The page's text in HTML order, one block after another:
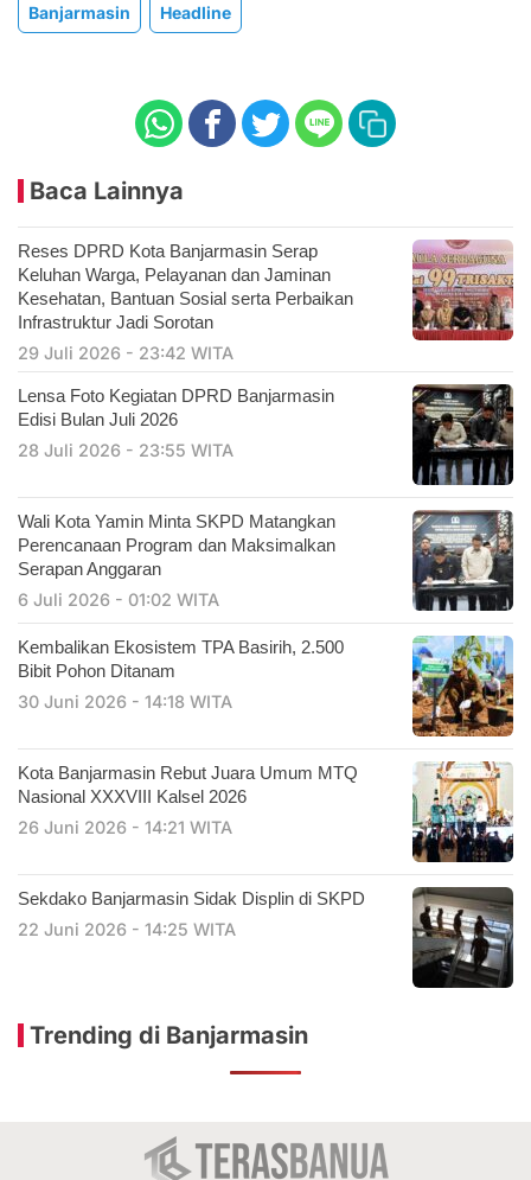
Banjarmasin Headline
Baca Lainnya
Reses DPRD Kota Banjarmasin Serap
Keluhan Warga, Pelayanan dan Jaminan
Kesehatan, Bantuan Sosial serta Perbaikan
Infrastruktur Jadi Sorotan
29 Juli 2026 - 23:42 WITA
Lensa Foto Kegiatan DPRD Banjarmasin
Edisi Bulan Juli 2026
28 Juli 2026 - 23:55 WITA
Wali Kota Yamin Minta SKPD Matangkan
Perencanaan Program dan Maksimalkan
Serapan Anggaran
6 Juli 2026 - 01:02 WITA
Kembalikan Ekosistem TPA Basirih, 2.500
Bibit Pohon Ditanam
30 Juni 2026 - 14:18 WITA
Kota Banjarmasin Rebut Juara Umum MTQ
Nasional XXXVIII Kalsel 2026
26 Juni 2026 - 14:21 WITA
Sekdako Banjarmasin Sidak Displin di SKPD
22 Juni 2026 - 14:25 WITA
Trending di Banjarmasin